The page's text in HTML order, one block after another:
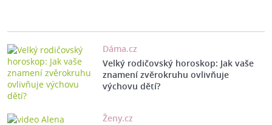
Dáma.cz
Velký rodičovský horoskop: Jak vaše
znamení zvěrokruhu ovlivňuje
výchovu dětí?
Ženy.cz